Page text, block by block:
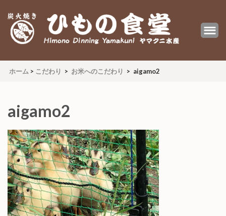
ホーム > こだわり > お米へのこだわり > aigamo2
aigamo2